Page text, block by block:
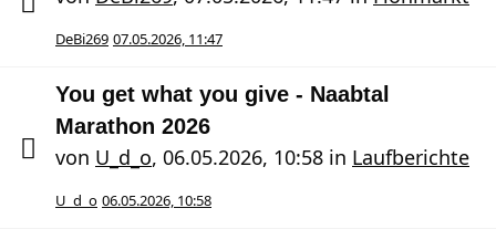
DeBi269 07.05.2026, 11:47
You get what you give - Naabtal
Marathon 2026
von U_d_o, 06.05.2026, 10:58 in Laufberichte
U_d_o 06.05.2026, 10:58